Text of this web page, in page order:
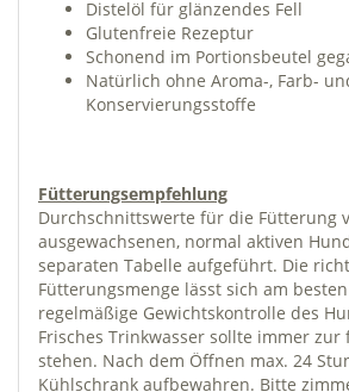
Distelöl für glänzendes Fell
Glutenfreie Rezeptur
Schonend im Portionsbeutel
Natürlich ohne Aroma-, Farb-
Konservierungsstoffe
Fütterungsempfehlung
Durchschnittswerte für die Fütterung
ausgewachsenen, normal aktiven
separaten Tabelle aufgeführt. Die
Fütterungsmenge lässt sich am
regelmäßige Gewichtskontrolle des
Frisches Trinkwasser sollte immer
stehen. Nach dem Öffnen max. 24
Kühlschrank aufbewahren. Bitte